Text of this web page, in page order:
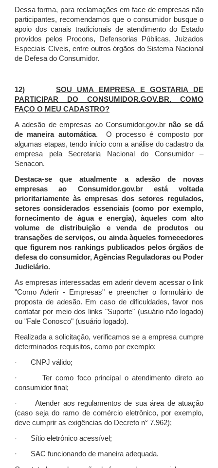
Dessa forma, para reclamações em face de empresas não
participantes, recomendamos que o consumidor busque o
apoio dos canais tradicionais de atendimento do Estado
providos pelos Procons, Defensorias Públicas, Juizados
Especiais Cíveis, entre outros órgãos do Sistema Nacional
de Defesa do Consumidor.
12) SOU UMA EMPRESA E GOSTARIA DE
PARTICIPAR DO CONSUMIDOR.GOV.BR. COMO
FAÇO O MEU CADASTRO?
A adesão de empresas ao Consumidor.gov.br não se dá
de maneira automática. O processo é composto por
algumas etapas, tendo início com a análise do cadastro da
empresa pela Secretaria Nacional do Consumidor –
Senacon.
Destaca-se que atualmente a adesão de novas
empresas ao Consumidor.gov.br está voltada
prioritariamente às empresas dos setores regulados,
setores considerados essenciais (como por exemplo,
fornecimento de água e energia), àqueles com alto
volume de distribuição e venda de produtos ou
transações de serviços, ou ainda àqueles fornecedores
que figurem nos rankings publicados pelos órgãos de
defesa do consumidor, Agências Reguladoras ou Poder
Judiciário.
As empresas interessadas em aderir devem acessar o link
"Como Aderir - Empresas" e preencher o formulário de
proposta de adesão. Em caso de dificuldades, favor nos
contatar por meio dos links "Suporte" (usuário não logado)
ou "Fale Conosco" (usuário logado).
Realizada a solicitação, verificamos se a empresa cumpre
determinados requisitos, como por exemplo:
· CNPJ válido;
· Ter como foco principal o atendimento direto ao
consumidor final;
· Atender aos regulamentos de sua área de atuação
(caso seja do ramo de comércio eletrônico, por exemplo,
deve cumprir as exigências do Decreto n° 7.962);
· Sítio eletrônico acessível;
· SAC funcionando de maneira adequada.